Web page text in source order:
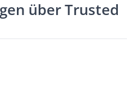
über Trusted